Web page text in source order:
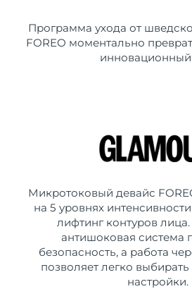
Программа ухода от
FOREO моментально
инновационный
Микротоковый девайс
на 5 уровнях
лифтинг контуров
антишоковая система
безопасность, а работа
позволяет легко
настройки.